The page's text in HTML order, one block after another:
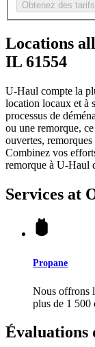
Obtenez des tarifs
Locations
IL 61554
U-Haul compte la
location locaux et à
processus de
ou une remorque,
ouvertes,
Combinez vos
remorque à U-Haul
Services at
Propane
Nous offrons
plus de 1 500
Évaluations